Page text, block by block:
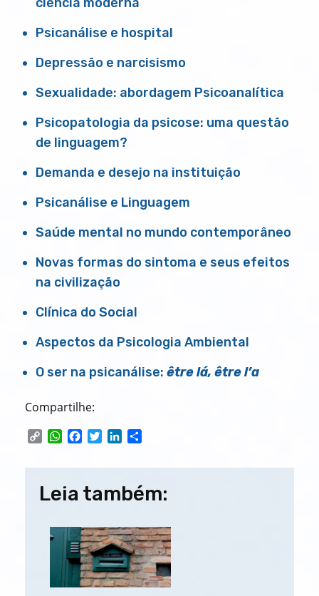
ciência moderna
Psicanálise e hospital
Depressão e narcisismo
Sexualidade: abordagem Psicoanalítica
Psicopatologia da psicose: uma questão
de linguagem?
Demanda e desejo na instituição
Psicanálise e Linguagem
Saúde mental no mundo contemporâneo
Novas formas do sintoma e seus efeitos
na civilização
Clínica do Social
Aspectos da Psicologia Ambiental
O ser na psicanálise: être lá, être l’a
Compartilhe:
C
p
W
a
s
p
c
b
k
T
i
t
n
e
n
a
e
de
Post
Leia também: